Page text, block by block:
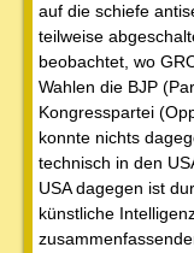
auf die schiefe
teilweise
beobachtet, wo
Wahlen die BJP
Kongresspartei
konnte nichts
technisch in den
USA dagegen ist
künstliche